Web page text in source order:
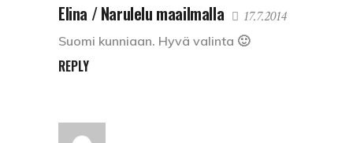
Elina / Narulelu maailmalla 17.7.2014
Suomi kunniaan. Hyvä valinta 🙂
REPLY